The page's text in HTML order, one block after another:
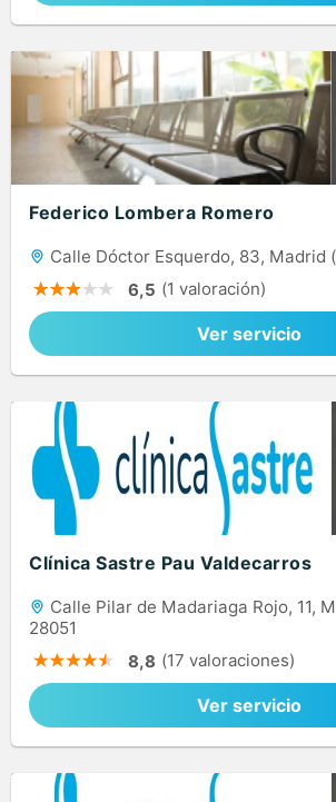
Federico Lombera Romero
Calle Dóctor Esquerdo, 83, Madrid
6,5 (1 valoración)
Ver servicio
Clínica Sastre Pau Valdecarros
Calle Pilar de Madariaga Rojo, 11,
28051
8,8 (17 valoraciones)
Ver servicio